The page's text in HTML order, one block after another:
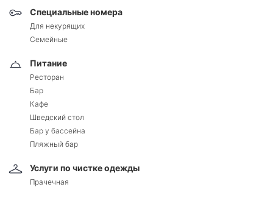
Специальные номера
Для некурящих
Семейные
Питание
Ресторан
Бар
Кафе
Шведский стол
Бар у бассейна
Пляжный бар
Услуги по чистке одежды
Прачечная